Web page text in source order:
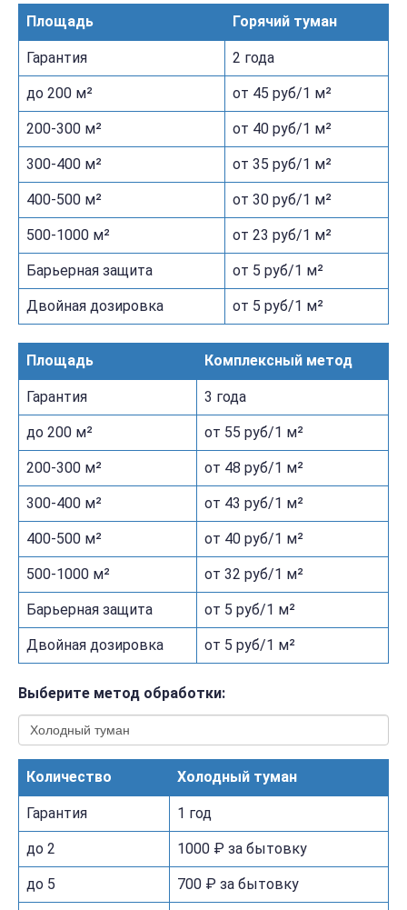
Площадь Горячий туман
Гарантия 2 года
до 200 м² от 45 руб/1 м²
200-300 м² от 40 руб/1 м²
300-400 м² от 35 руб/1 м²
400-500 м² от 30 руб/1 м²
500-1000 м² от 23 руб/1 м²
Барьерная защита от 5 руб/1 м²
Двойная дозировка от 5 руб/1 м²
Площадь Комплексный метод
Гарантия 3 года
до 200 м² от 55 руб/1 м²
200-300 м² от 48 руб/1 м²
300-400 м² от 43 руб/1 м²
400-500 м² от 40 руб/1 м²
500-1000 м² от 32 руб/1 м²
Барьерная защита от 5 руб/1 м²
Двойная дозировка от 5 руб/1 м²
Выберите метод обработки:
Количество Холодный туман
Гарантия 1 год
до 2 1000 ₽ за бытовку
до 5 700 ₽ за бытовку